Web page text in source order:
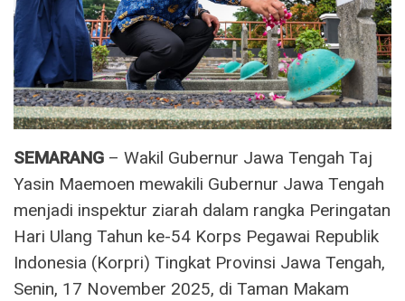
SEMARANG – Wakil Gubernur Jawa Tengah Taj
Yasin Maemoen mewakili Gubernur Jawa Tengah
menjadi inspektur ziarah dalam rangka Peringatan
Hari Ulang Tahun ke-54 Korps Pegawai Republik
Indonesia (Korpri) Tingkat Provinsi Jawa Tengah,
Senin, 17 November 2025, di Taman Makam